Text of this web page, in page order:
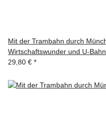
Mit der Trambahn durch
Wirtschaftswunder und U-
29,80 € *